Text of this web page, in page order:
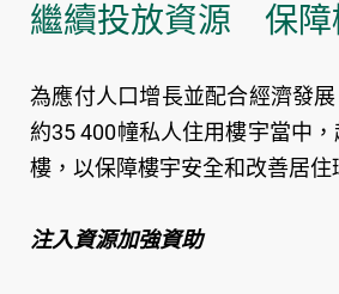
繼續投放資源 保障
為應付人口增長並配合經濟發
約35 400幢私人住用樓宇當中
樓，以保障樓宇安全和改善居住
注入資源加強資助